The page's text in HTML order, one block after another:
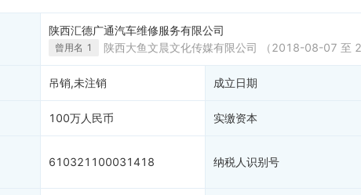
信用评价
进出口信用
债券信息
陕西汇德广通汽车维修服务有限公司
曾用名 1 陕西大鱼文晨文化传媒有限公司 （2018-08-07 至
吊销,未注销 成立日期
100万人民币 实缴资本
610321100031418 纳税人识别号